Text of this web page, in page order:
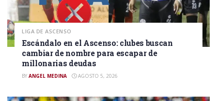
LIGA DE ASCENSO
Escándalo en el Ascenso: clubes buscan
cambiar de nombre para escapar de
millonarias deudas
BY ANGEL MEDINA AGOSTO 5, 2026